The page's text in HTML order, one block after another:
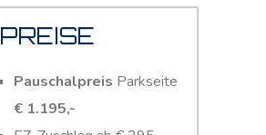
PREISE
Pauschalpreis Parkseite
€ 1.195,-